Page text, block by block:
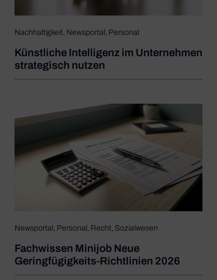
Nachhaltigkeit, Newsportal, Personal
Künstliche Intelligenz im Unternehmen
strategisch nutzen
Newsportal, Personal, Recht, Sozialwesen
Fachwissen Minijob Neue
Geringfügigkeits-Richtlinien 2026